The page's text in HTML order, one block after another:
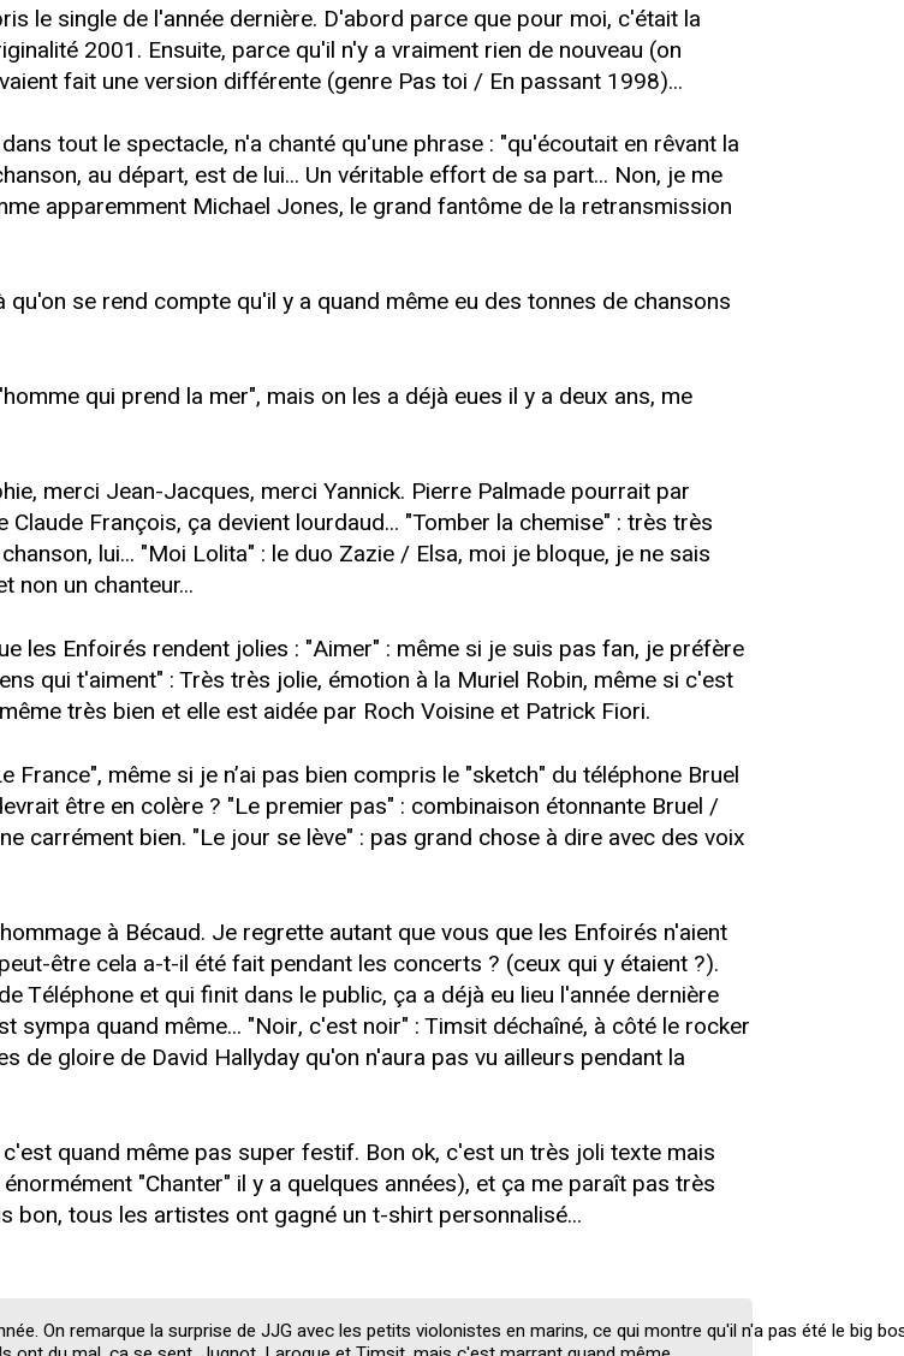
le single de l'année dernière. D'abord parce que pour moi, c'était la
2001. Ensuite, parce qu'il n'y a vraiment rien de nouveau (on
fait une version différente (genre Pas toi / En passant 1998)...
tout le spectacle, n'a chanté qu'une phrase : "qu'écoutait en rêvant la
au départ, est de lui... Un véritable effort de sa part... Non, je me
apparemment Michael Jones, le grand fantôme de la retransmission
se rend compte qu'il y a quand même eu des tonnes de chansons
qui prend la mer", mais on les a déjà eues il y a deux ans, me
merci Jean-Jacques, merci Yannick. Pierre Palmade pourrait par
François, ça devient lourdaud... "Tomber la chemise" : très très
lui... "Moi Lolita" : le duo Zazie / Elsa, moi je bloque, je ne sais
non un chanteur...
les Enfoirés rendent jolies : "Aimer" : même si je suis pas fan, je préfère
qui t'aiment" : Très très jolie, émotion à la Muriel Robin, même si c'est
très bien et elle est aidée par Roch Voisine et Patrick Fiori.
même si je n’ai pas bien compris le "sketch" du téléphone Bruel
être en colère ? "Le premier pas" : combinaison étonnante Bruel /
carrément bien. "Le jour se lève" : pas grand chose à dire avec des voix
à Bécaud. Je regrette autant que vous que les Enfoirés n'aient
être cela a-t-il été fait pendant les concerts ? (ceux qui y étaient ?).
Téléphone et qui finit dans le public, ça a déjà eu lieu l'année dernière
sympa quand même... "Noir, c'est noir" : Timsit déchaîné, à côté le rocker
de gloire de David Hallyday qu'on n'aura pas vu ailleurs pendant la
quand même pas super festif. Bon ok, c'est un très joli texte mais
"Chanter" il y a quelques années), et ça me paraît pas très
bon, tous les artistes ont gagné un t-shirt personnalisé...
On remarque la surprise de JJG avec les petits violonistes en marins, ce qui montre qu'il n'a pas été le big